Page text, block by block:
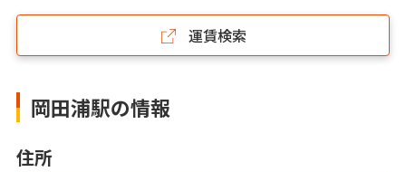
運賃検索
岡田浦駅の情報
住所